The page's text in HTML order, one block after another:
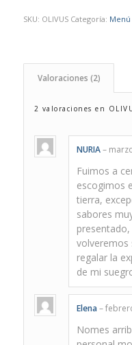
SKU: OLIVUS Categoría:
Valoraciones (2)
2 valoraciones en
NURIA–
Fuimos a
escogimos
tierra,
sabores
volveremos
regalar la
de mi
Elena –
Nomes